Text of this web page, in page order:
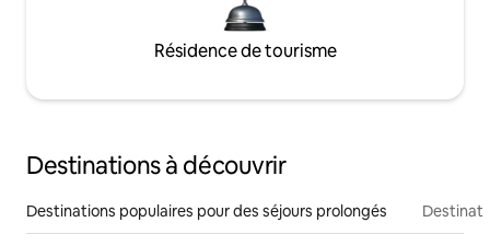
Résidence de tourisme
Destinations à découvrir
Destinations populaires pour des séjours prolongés